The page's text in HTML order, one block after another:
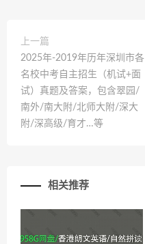
上一篇
2025年-2019年历年深圳市各
名校中考自主招生（机试+面
试）真题及答案，包含翠园/
南外/南大附/北师大附/深大
附/深高级/育才…等
相关推荐